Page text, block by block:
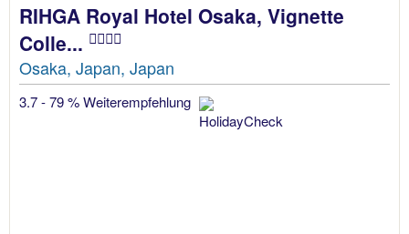
RIHGA Royal Hotel Osaka, Vignette
Colle...
Osaka, Japan, Japan
3.7 - 79 % Weiterempfehlung